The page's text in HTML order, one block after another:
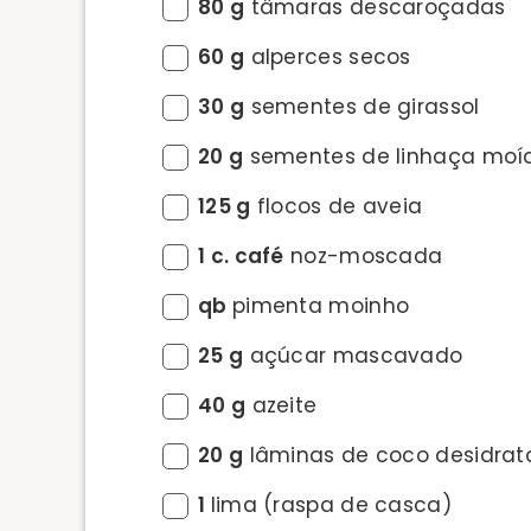
80 g tâmaras descaroçadas
60 g alperces secos
30 g sementes de girassol
20 g sementes de linhaça
125 g flocos de aveia
1 c. café noz-moscada
qb pimenta moinho
25 g açúcar mascavado
40 g azeite
20 g lâminas de coco
1 lima (raspa de casca)